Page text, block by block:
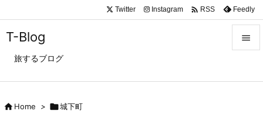
T-Blog
旅するブログ

Twitter Instagram  RSS Feedly
Home > 城下町